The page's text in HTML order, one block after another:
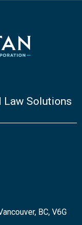
Law Solutions
BC, V6G